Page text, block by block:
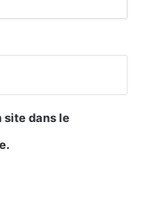
site dans le